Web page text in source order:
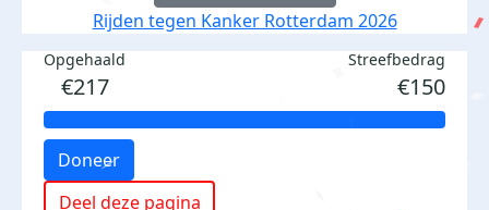
Rijden tegen Kanker Rotterdam 2026
Opgehaald
€217
Streefbedrag
€150
Doneer
Deel deze pagina